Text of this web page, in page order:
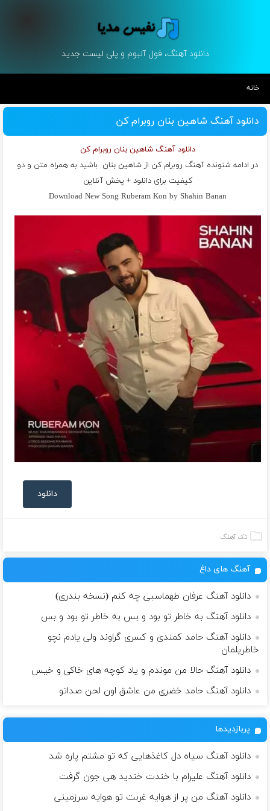
دانلود آهنگ، فول آلبوم و پلی لیست جدید
خانه
دانلود آهنگ شاهین بنان روبرام کن
دانلود آهنگ شاهین بنان روبرام کن
در ادامه شنونده آهنگ روبرام کن از شاهین بنان باشید به همراه متن و دو
کیفیت برای دانلود + پخش آنلاین
Download New Song Ruberam Kon by Shahin Banan
دانلود
تک آهنگ
آهنگ های داغ
دانلود آهنگ عرفان طهماسبی چه کنم (نسخه بندری)
دانلود آهنگ به خاطر تو بود و بس به خاطر تو بود و بس
دانلود آهنگ حامد کمندی و کسری گراوند ولی یادم نچو
خاطریلمان
دانلود آهنگ حالا من موندم و یاد کوچه های خاکی و خیس
دانلود آهنگ حامد خضری من عاشق اون لحن صداتو
پربازدیدها
دانلود آهنگ سیاه دل کاغذهایی که تو مشتم پاره شد
دانلود آهنگ علیرام با خندت خندید هی جون گرفت
دانلود آهنگ من پر از هوایه غربت تو هوایه سرزمینی